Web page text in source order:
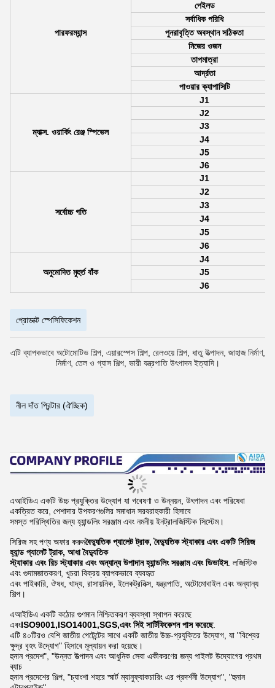
পারফরম্যান্স
পেইলড
সর্বাধিক পরিধি
পুনরাবৃত্তি অবস্থান সঠিকতা
নিজের ওজন
তাপমাত্রা
আর্দ্রতা
পাওয়ার ক্যাপাসিটি
ম্যাক্স. ওয়ার্কিং রেঞ্জ স্পিভেল
J1
J2
J3
J4
J5
J6
সর্বোচ্চ গতি
J1
J2
J3
J4
J5
J6
অনুমোদিত মুহুর্ত বাঁক
J4
J5
J6
প্রোডাক্ট স্পেসিফিকেশন
এটি ব্যাপকভাবে অটোমোটিভ শিল্প, এয়ারস্পেস শিল্প, রেলওয়ে শিল্প, ধাতু উত্পাদন, জাহাজ নির্মাণ,
নির্মাণ, তেল ও গ্যাস শিল্প, ভারী যন্ত্রপাতি উৎপাদন ইত্যাদি।
নীল দাঁত প্রিন্টার (ঐচ্ছিক)
এআইডিএ একটি উচ্চ প্রযুক্তির উদ্যোগ যা গবেষণা ও উন্নয়ন, উৎপাদন এবং পরিষেবা
একত্রিত করে, পেশাদার উপকরণগুলির সমাধান সরবরাহকারী হিসাবে
সমস্ত পরিস্থিতির জন্য হ্যান্ডলিং সরঞ্জাম এবং নমনীয় ইনট্রালজিস্টিক সিস্টেম।
সিরিজ সহ পণ্য অফার করুনবৈদ্যুতিক প্যালেট ট্রাক, বৈদ্যুতিক স্ট্যাকার এবং একটি সিরিজ
হ্যান্ড প্যালেট ট্রাক, আধা বৈদ্যুতিক
স্ট্যাকার এবং রিচ স্ট্যাকার এবং অন্যান্য উপাদান হ্যান্ডলিং সরঞ্জাম এবং ডিভাইস. লজিস্টিক
এবং গুদামজাতকরণ, খুচরা বিক্রয় ব্যাপকভাবে ব্যবহৃত
এবং পাইকারি, ঔষধ, খাদ্য, রাসায়নিক, ইলেকট্রনিক্স, যন্ত্রপাতি, অটোমোবাইল এবং অন্যান্য
শিল্প।
এআইডিএ একটি কঠোর গুণমান নিশ্চিতকরণ ব্যবস্থা স্থাপন করেছে
এবংISO9001,ISO14001,SGS,এবং সিই সার্টিফিকেশন পাস করেছে.
এটি ৪০টিরও বেশি জাতীয় পেটেন্টের সাথে একটি জাতীয় উচ্চ-প্রযুক্তির উদ্যোগ, যা "বিশ্বের
ক্ষুদ্র বৃহৎ উদ্যোগ" হিসাবে মূল্যায়ন করা হয়েছে।
হুনান প্রদেশ", "উন্নত উত্পাদন এবং আধুনিক সেবা একীকরণের জন্য পাইলট উদ্যোগের প্রথম
ব্যাচ
হুনান প্রদেশের শিল্প, "চ্যাংশা শহরে স্মার্ট ম্যানুফ্যাকচারিং এর প্রদর্শনী উদ্যোগ", "হুনান